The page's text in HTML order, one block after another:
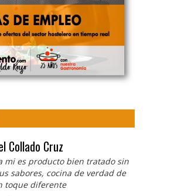
Collado Cruz
mi es producto bien tratado sin
sabores, cocina de verdad de
toque diferente